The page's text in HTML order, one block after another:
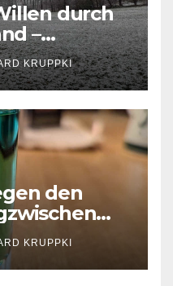
durch
–
und FC
KRUPPKI
den
und
KRUPPKI